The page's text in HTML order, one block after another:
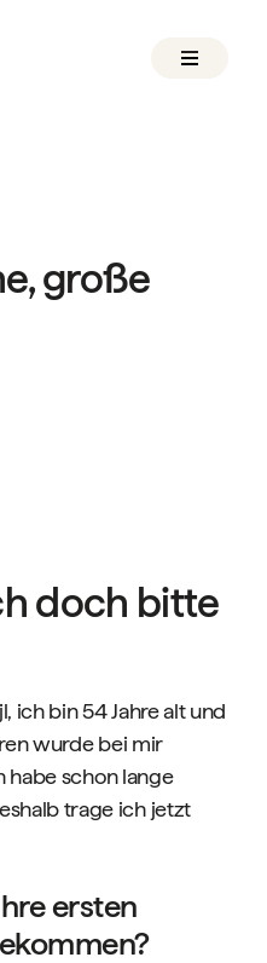
große
doch bitte
ich bin 54 Jahre alt und
wurde bei mir
habe schon lange
trage ich jetzt
ersten